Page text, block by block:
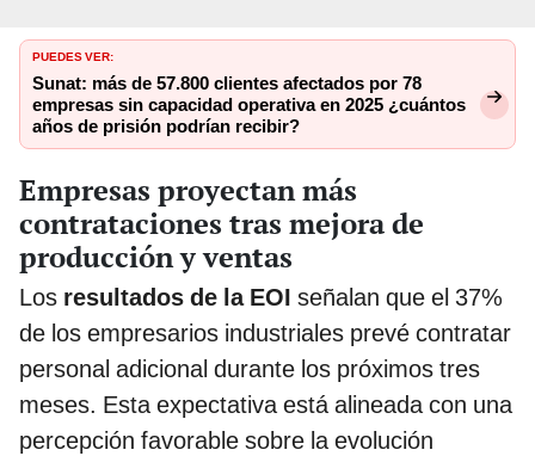
PUEDES VER:
Sunat: más de 57.800 clientes afectados por 78
empresas sin capacidad operativa en 2025 ¿cuántos
años de prisión podrían recibir?
Empresas proyectan más
contrataciones tras mejora de
producción y ventas
Los resultados de la EOI señalan que el 37%
de los empresarios industriales prevé contratar
personal adicional durante los próximos tres
meses. Esta expectativa está alineada con una
percepción favorable sobre la evolución